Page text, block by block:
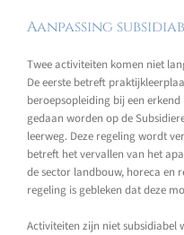
Aanpassing
Twee activiteiten komen niet
De eerste betreft
beroepsopleiding bij een
gedaan worden op de
leerweg. Deze regeling wordt
betreft het vervallen van het
de sector landbouw, horeca en
regeling is gebleken dat deze
Activiteiten zijn niet subsidiabel